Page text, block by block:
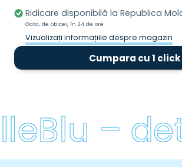
Due
Due
Ridicare disponibilă laRepublica
Gata, de obicei, în 24 de ore
Vizualizați informațiile despre magazin
Cumpara cu 1 click
–